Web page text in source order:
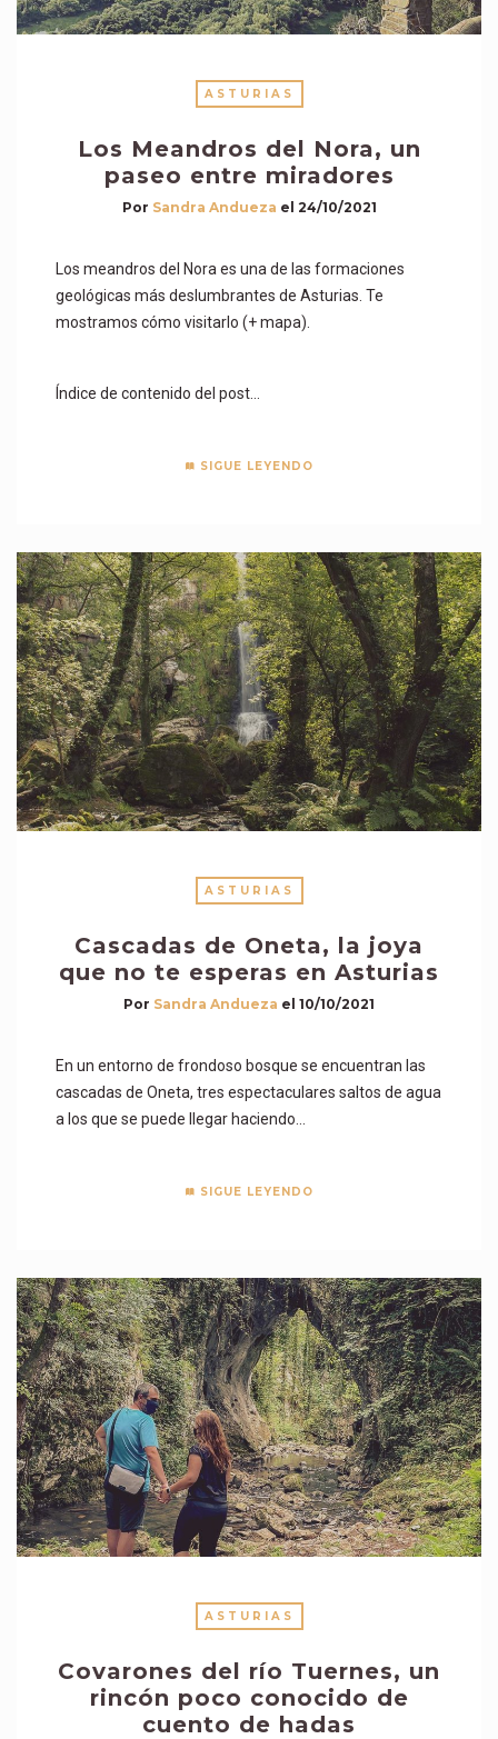
ASTURIAS
Los Meandros del Nora, un
paseo entre miradores
Por Sandra Andueza el 24/10/2021
Los meandros del Nora es una de las formaciones
geológicas más deslumbrantes de Asturias. Te
mostramos cómo visitarlo (+ mapa).
Índice de contenido del post…
SIGUE LEYENDO
ASTURIAS
Cascadas de Oneta, la joya
que no te esperas en Asturias
Por Sandra Andueza el 10/10/2021
En un entorno de frondoso bosque se encuentran las
cascadas de Oneta, tres espectaculares saltos de agua
a los que se puede llegar haciendo…
SIGUE LEYENDO
ASTURIAS
Covarones del río Tuernes, un
rincón poco conocido de
cuento de hadas